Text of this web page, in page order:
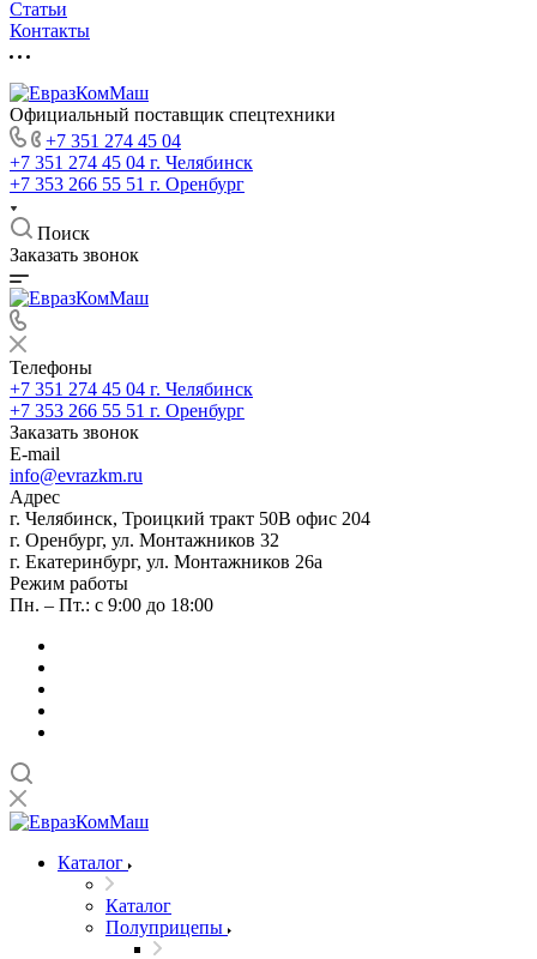
Статьи
Контакты
Официальный поставщик спецтехники
+7 351 274 45 04
+7 351 274 45 04 г. Челябинск
+7 353 266 55 51 г. Оренбург
Поиск
Заказать звонок
Телефоны
+7 351 274 45 04 г. Челябинск
+7 353 266 55 51 г. Оренбург
Заказать звонок
E-mail
info@evrazkm.ru
Адрес
г. Челябинск, Троицкий тракт 50В офис 204
г. Оренбург, ул. Монтажников 32
г. Екатеринбург, ул. Монтажников 26а
Режим работы
Пн. – Пт.: с 9:00 до 18:00
Каталог
Каталог
Полуприцепы